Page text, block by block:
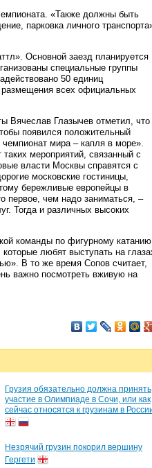
«Также должны быть
парковка личного
Основной заезд планируется
специальные группы
50 единиц
размещения всех официальных
Вячеслав Глазычев отметил, что
появился положительный
мира – капля в море».
мероприятий, связанный с
власти Москвы справятся с
московские гостиницы,
бережливые европейцы в
первое, чем надо заниматься, –
Тогда и различных высоких
команды по фигурному катанию
любят выступать на
В то же время Сопов считает,
важно посмотреть вживую на
Грузия обязательно должна принять
участие в Олимпиаде в Сочи, или как
сейчас относятся к грузинам в
Незрячий грузин покорил вершину
Гергети